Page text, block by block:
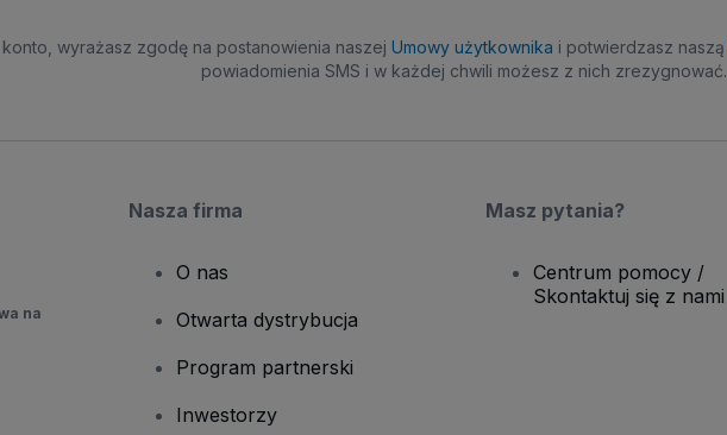
wyrażasz zgodę na postanowienia naszej Umowy użytkownika i potwierdzasz naszą
powiadomienia SMS i w każdej chwili możesz z nich zrezygnować.
na
Nasza firma
O nas
Otwarta dystrybucja
Program partnerski
Inwestorzy
Masz pytania?
Centrum pomocy /
Skontaktuj się z nami